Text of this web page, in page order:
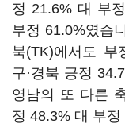
정 21.6% 대 부
부정 61.0%였습
북(TK)에서도 부
구·경북 긍정
영남의 또 다른
정 48.3% 대 부